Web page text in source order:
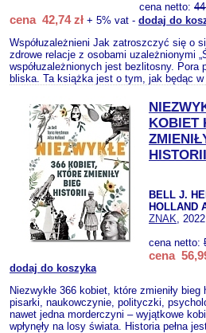
cena netto:
cena 42,74 zł + 5% vat - dodaj do
Współuzależnieni Jak zatroszczyć się o
zdrowe relacje z osobami uzależnionymi
współuzależnionych jest bezlitosny. Pora
bliska. Ta książka jest o tym, jak będąc
KOBIET
HISTORII
BELL J.
HOLLAND
ZNAK,
cena netto:
cena
dodaj do koszyka
Niezwykłe 366 kobiet, które zmieniły
pisarki, naukowczynie, polityczki,
nawet jedna morderczyni – wyjątkowe
wpłynęły na losy świata. Historia pełna